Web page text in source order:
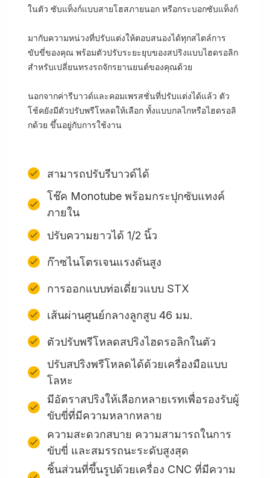
ในตัว ซับแท็งก์แบบสายโฮสภายนอก หรือกระบอกซับแท็งก์
มากับความหน่วงที่ปรับแต่งให้ตอบสนองได้ทุกสไตล์การ
ขับขี่ของคุณ พร้อมตัวปรับระยะยุบของสปริงแบบไฮดรอลิก
สำหรับเปลี่ยนทรงรถจักรยานยนต์ของคุณด้วย
นอกจากค่ารีบาวด์และคอมเพรสชั่นที่ปรับแต่งได้แล้ว ตัว
โช้คยังมีตัวปรับพรีโหลดให้เลือก ทั้งแบบกลไกหรือไฮดรอลิ
กด้วย ขึ้นอยู่กับการใช้งาน
สามารถปรับรีบาวด์ได้
โช๊ค Monotube พร้อมกระปุกซับแทงค์
ภายใน
ปรับความยาวได้ 1/2 นิ้ว
ก๊าซไนโตรเจนแรงดันสูง
การออกแบบท่อเดี่ยวแบบ STX
เส้นผ่านศูนย์กลางลูกสูบ 46 มม.
ตัวปรับพรีโหลดสปริงไฮดรอลิกในตัว
ปรับสปริงพรีโหลดได้ด้วยเครื่องมือแบบ
โลหะ
มีอัตราสปริงให้เลือกหลายเรทเพื่อรองรับผู้
ขับขี่ที่มีความหลากหลาย
ความสะดวกสบาย ความสามารถในการ
ขับขี่ และสมรรถนะระดับสูงสุด
ชิ้นส่วนที่ขึ้นรูปด้วยเครื่อง CNC ที่มีความ